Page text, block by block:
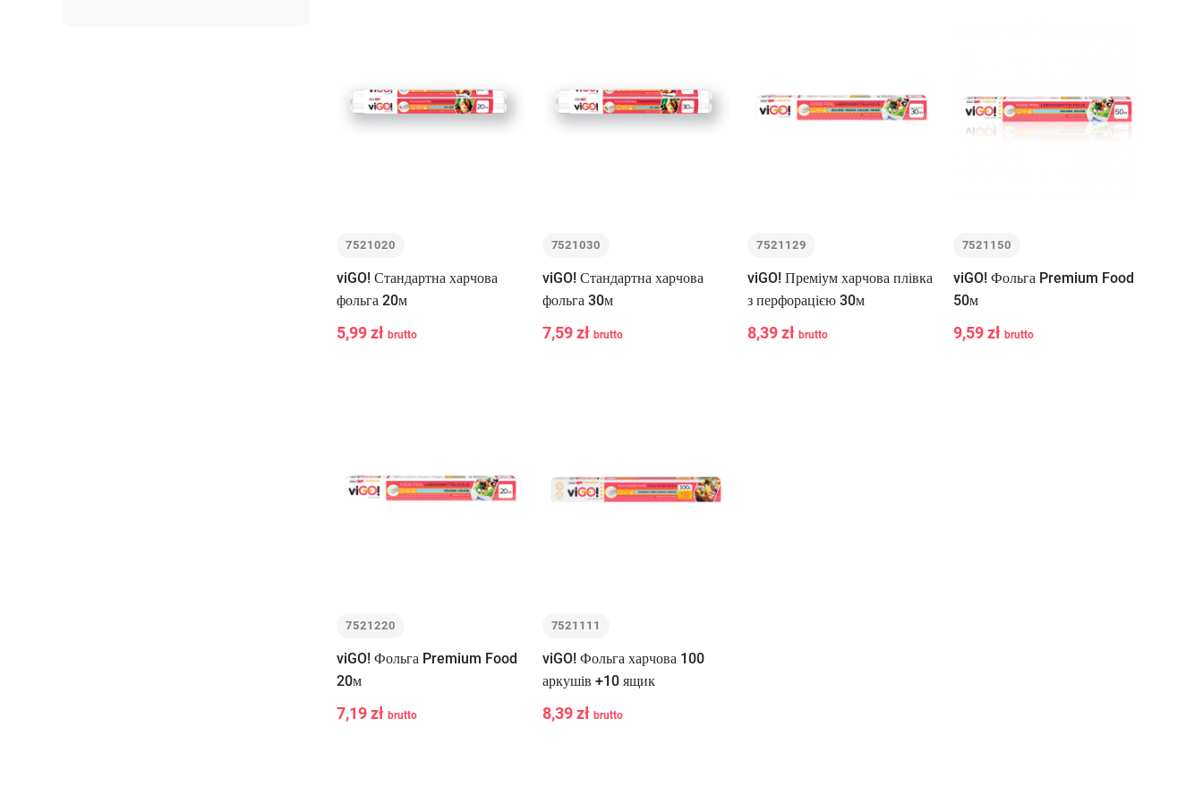
7521020
viGO! Стандартна харчова
фольга 20м
5,99 zł brutto
7521030
viGO! Стандартна харчова
фольга 30м
7,59 zł brutto
7521129
viGO! Преміум харчова плівка
з перфорацією 30м
8,39 zł brutto
7521150
viGO! Фольга Premium Food
50м
9,59 zł brutto
7521220
viGO! Фольга Premium Food
20м
7,19 zł brutto
7521111
viGO! Фольга харчова 100
аркушів +10 ящик
8,39 zł brutto